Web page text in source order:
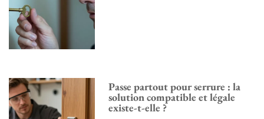
Passe partout pour serrure : la
solution compatible et légale
existe-t-elle ?